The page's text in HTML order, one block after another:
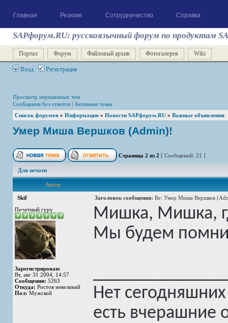
Главная Резюме Сотрудничество Справка
SAPфорум.RU: русскоязычный форум по продуктам
Портал Форум Файловый архив Фотогалерея Wiki
Вход Регистрация
Просмотр нерешенных тем
Сообщения без ответов | Активные темы
Список форумов » Информация » Новости SAPфорум.RU » Важные объявления
Умер Миша Вершков (Admin)!
Страница 2 из 2 [ Сообщений: 21 ]
Для печати
Автор
Skif Заголовок сообщения: Re: Умер Миша Вершков
Почетный гуру
Зарегистрирован:
Вт, авг 31 2004, 14:57
Сообщения: 5263
Откуда: Ростов невеликий
Пол: Мужской
Мишка, Мишка,
Мы будем
Нет
есть вчерашние